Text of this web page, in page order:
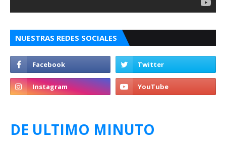
NUESTRAS REDES SOCIALES
DE ULTIMO MINUTO